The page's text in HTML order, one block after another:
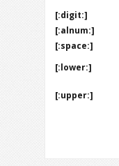
[:digit:]
[:alnum:]
[:space:]
[:lower:]
[:upper:]